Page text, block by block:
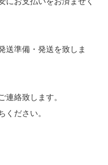
送準備・発送を致しま
絡致します。
ください。